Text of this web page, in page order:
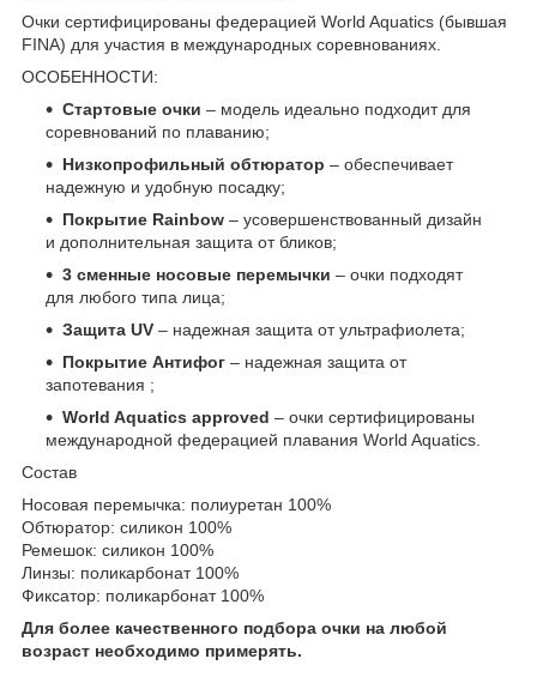
Очки сертифицированы федерацией World Aquatics (бывшая
FINA) для участия в международных соревнованиях.
ОСОБЕННОСТИ:
Стартовые очки – модель идеально подходит для
соревнований по плаванию;
Низкопрофильный обтюратор – обеспечивает
надежную и удобную посадку;
Покрытие Rainbow – усовершенствованный дизайн
и дополнительная защита от бликов;
3 сменные носовые перемычки – очки подходят
для любого типа лица;
Защита UV – надежная защита от ультрафиолета;
Покрытие Антифог – надежная защита от
запотевания ;
World Aquatics approved – очки сертифицированы
международной федерацией плавания World Aquatics.
Состав
Носовая перемычка: полиуретан 100%
Обтюратор: силикон 100%
Ремешок: силикон 100%
Линзы: поликарбонат 100%
Фиксатор: поликарбонат 100%
Для более качественного подбора очки на любой
возраст необходимо примерять.